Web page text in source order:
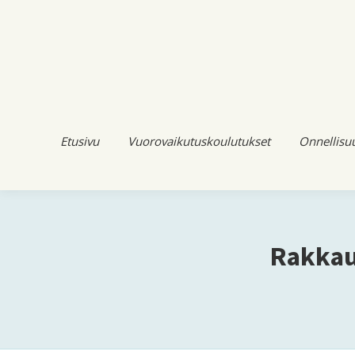
Etusivu Vuorovaikutuskoulutukset